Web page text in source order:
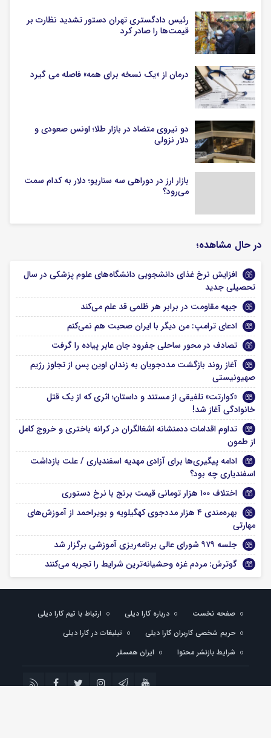
رئیس دادگستری تهران دستور تشدید نظارت بر
قیمت‌ها را صادر کرد
درمان از «یک نسخه برای همه» فاصله می گیرد
دو نیروی متضاد در بازار طلا؛ اونس صعودی و
دلار نزولی
بازار ارز در دوراهی سه سناریو؛ دلار به کدام سمت
می‌رود؟
در حال مشاهده؛
افزایش نرخ غذای دانشجویی دانشگاه‌های علوم پزشکی در سال
تحصیلی جدید
جبهه مقاومت در برابر هر ظلمی قد علم می‌کند
ادعای ترامپ: من دیگر با ایران صحبت هم نمی‌کنم
تصادف در محور ساحلی جفرود جان عابر پیاده را گرفت
آغاز روند بازگشت مددجویان به زندان اوین پس از تجاوز رژیم
صهیونیستی
«کوارتت» تلفیقی از مستند و داستان؛ اثری که از یک قتل
خانوادگی آغاز شد!
تداوم اقدامات ددمنشانه اشغالگران در کرانه باختری و خروج کامل
از طمون
ادامه پیگیری‌ها برای آزادی مهدیه اسفندیاری / علت بازداشت
اسفندیاری چه بود؟
اختلاف ۱۰۰ هزار تومانی قیمت برنج با نرخ دستوری
بهره‌مندی ۴ هزار مددجوی کهگیلویه و بویراحمد از آموزش‌های
مهارتی
جلسه ۹۷۹ شورای عالی برنامه‌ریزی آموزشی برگزار شد
گوترش: مردم غزه وحشیانه‌ترین شرایط را تجربه می‌کنند
صفحه نخست درباره کارا دیلی
ارتباط با تیم کارا دیلی
حریم شخصی کاربران کارا دیلی
تبلیغات در کارا دیلی
شرایط بازنشر محتوا
ایران همسفر